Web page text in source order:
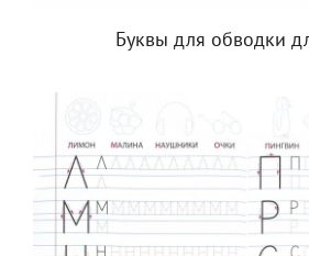
Буквы для обводки